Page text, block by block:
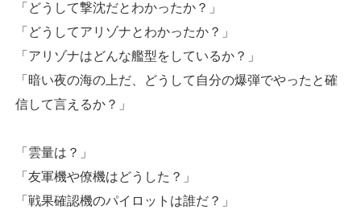
「どうして撃沈だとわかったか？」
「どうしてアリゾナとわかったか？」
「アリゾナはどんな艦型をしているか？」
「暗い夜の海の上だ、どうして自分の爆弾でやったと確
信して言えるか？」
「雲量は？」
「友軍機や僚機はどうした？」
「戦果確認機のパイロットは誰だ？」